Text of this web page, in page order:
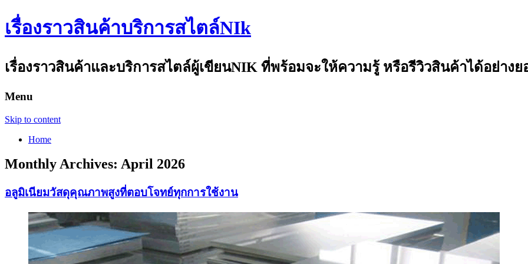
เรื่องราวสินค้าบริการสไตล์NIk
เรื่องราวสินค้าและบริการสไตล์ผู้เขียนNIK ที่พร้อมจะให้ความรู้ หรือรีวิวสินค้าได้อย่างย
Menu
Skip to content
Home
Monthly Archives: April 2026
อลูมิเนียมวัสดุคุณภาพสูงที่ตอบโจทย์ทุกการใช้งาน